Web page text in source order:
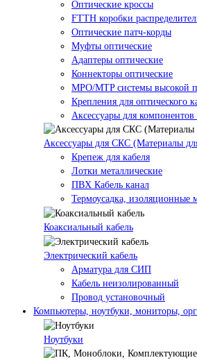
Оптические кроссы
FTTH коробки
Оптические патч-корды
Муфты оптические
Адаптеры оптические
Коннекторы оптические
MPO/MTP системы высокой
Крепления для оптического
Аксессуары для
Аксессуары для СКС (Материалы
Крепеж для кабеля
Лотки металлические
ПВХ Кабель канал
Термоусадка, изоляционные
Коаксиальный кабель
Электрический кабель
Арматура для СИП
Кабель неизолированный
Провод установочный
Компьютеры, ноутбуки, мониторы,
Ноутбуки